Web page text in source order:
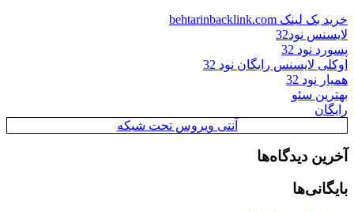
خرید بک لینک behtarinbacklink.com
لایسنس نود32
پسورد نود 32
اوکلی لایسنس رایگان نود 32
همیار نود 32
بهترین سئو
رایگان
آنتی ویروس تحت شبکه
آخرین دیدگاه‌ها
بایگانی‌ها